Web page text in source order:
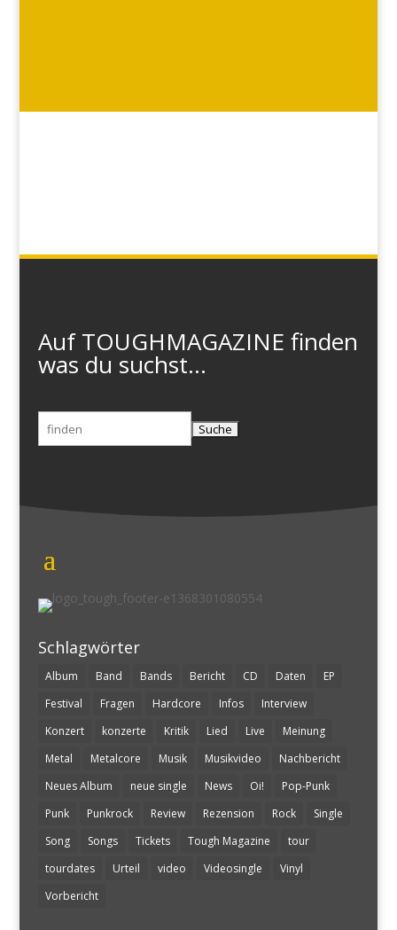
Auf TOUGHMAGAZINE finden
was du suchst...
Suchen
nach:
Schlagwörter
Album Band Bands Bericht CD Daten
EP
Festival
Fragen Hardcore Infos
Interview
Konzert
konzerte Kritik Lied Live
Meinung
Metal
Metalcore Musik Musikvideo
Nachbericht
Neues Album
neue single News Oi!
Pop-Punk
Punk
Punkrock Review Rezension Rock
Single
Song
Songs Tickets Tough Magazine
tour
tourdates
Urteil video Videosingle
Vinyl
Vorbericht